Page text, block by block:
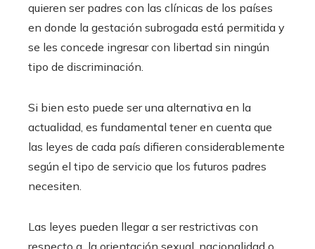
quieren ser padres con las clínicas de los países
en donde la gestación subrogada está permitida y
se les concede ingresar con libertad sin ningún
tipo de discriminación.
Si bien esto puede ser una alternativa en la
actualidad, es fundamental tener en cuenta que
las leyes de cada país difieren considerablemente
según el tipo de servicio que los futuros padres
necesiten.
Las leyes pueden llegar a ser restrictivas con